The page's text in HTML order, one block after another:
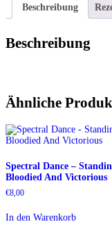
Beschreibung
Beschreibung
Ähnliche
Spectral Dance –
Bloodied And Victorious
€8,00
In den Warenkorb